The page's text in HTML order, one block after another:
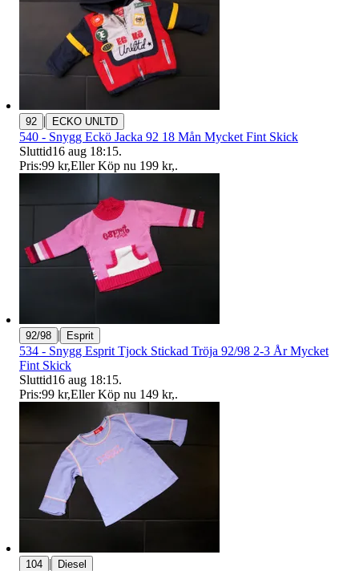
92 | ECKO UNLTD
540 - Snygg Eckö Jacka 92 18 Mån Mycket Fint Skick
Sluttid16 aug 18:15.
Pris:99 kr,Eller Köp nu 199 kr,.
92/98 | Esprit
534 - Snygg Esprit Tjock Stickad Tröja 92/98 2-3 År Mycket
Fint Skick
Sluttid16 aug 18:15.
Pris:99 kr,Eller Köp nu 149 kr,.
104 | Diesel